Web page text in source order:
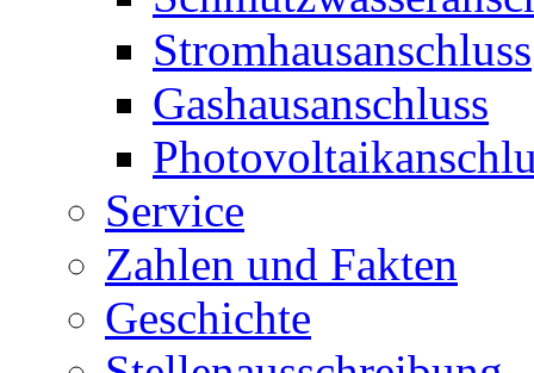
Stromhausanschluss
Gashausanschluss
Service
Zahlen und Fakten
Geschichte